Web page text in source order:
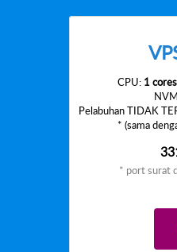
CPU: 1 cores
Pelabuhan TIDAK
* (sama
* port surat